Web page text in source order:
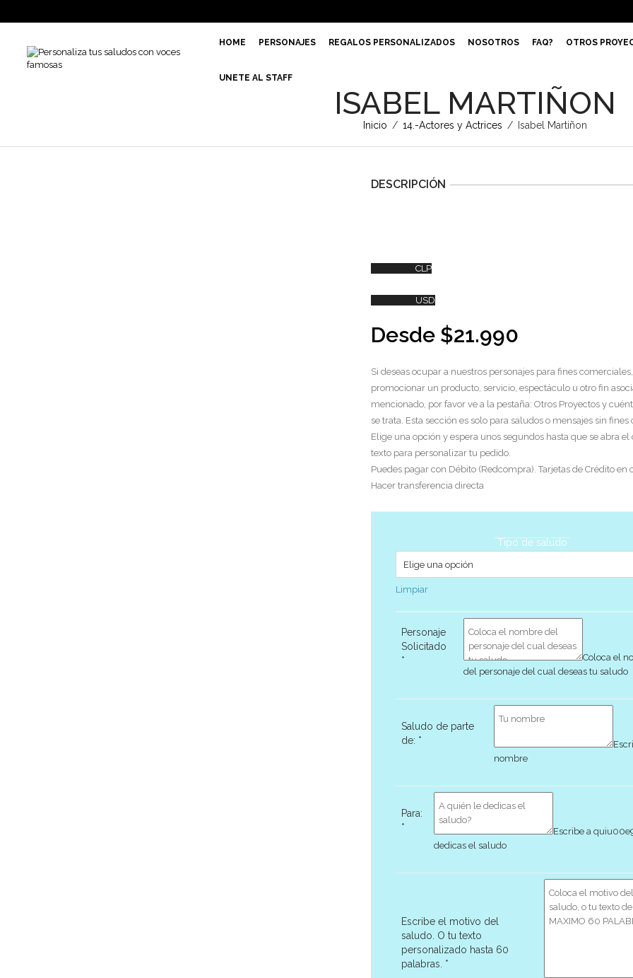
HOME PERSONAJES REGALOS PERSONALIZADOS NOSOTROS FAQ? OTROS
UNETE AL STAFF
ISABEL MARTIÑON
Inicio / 14.-Actores y Actrices / Isabel Martiñon
DESCRIPCIÓN
CLP
USD
Desde $21.990
Si deseas ocupar a nuestros personajes para fines
promocionar un producto, servicio, espectáculo u otro fin
mencionado, por favor ve a la pestaña: Otros Proyectos y
se trata. Esta sección es solo para saludos o mensajes sin fines
Elige una opción y espera unos segundos hasta que se abra el
texto para personalizar tu pedido.
Puedes pagar con Débito (Redcompra). Tarjetas de Crédito en
Hacer transferencia directa
Tipo de saludo
Limpiar
Personaje
Solicitado
*
Coloca el
del personaje del cual deseas tu saludo
Saludo de parte
de: *
nombre
Para:
*
Escribe a
dedicas el saludo
Escribe el motivo del
saludo. O tu texto
personalizado hasta 60
palabras. *